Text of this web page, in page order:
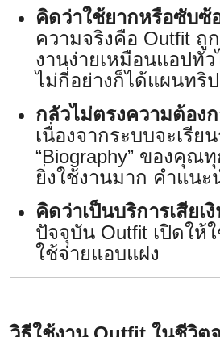
คิดว่าใช้ยากหรือซับซ้
ความจริงคือ Outfit ถู
งานง่ายเหมือนแอปทั่
ไม่กี่อย่างก็ได้แผนทริ
กลัวไม่ตรงความต้อง
เนื่องจากระบบจะเรีย
“Biography” ของคุณ
ยิ่งใช้งานมาก คำแน
คิดว่าเป็นบริการเสียเ
ปัจจุบัน Outfit เปิดให้
ใช้จ่ายแอบแฝง